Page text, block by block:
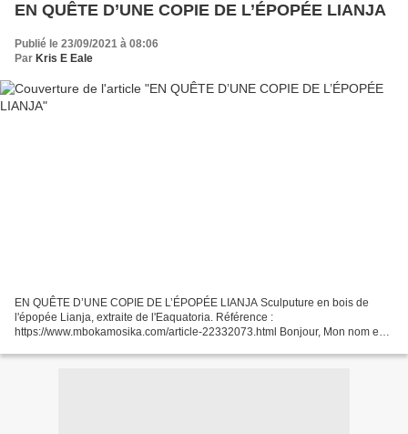
EN QUÊTE D’UNE COPIE DE L’ÉPOPÉE LIANJA
Publié le 23/09/2021 à 08:06
Par Kris E Eale
EN QUÊTE D’UNE COPIE DE L’ÉPOPÉE LIANJA Sculputure en bois de
l'épopée Lianja, extraite de l'Eaquatoria. Référence :
https://www.mbokamosika.com/article-22332073.html Bonjour, Mon nom est